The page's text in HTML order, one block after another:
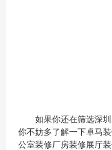
如果你还在筛选深
你不妨多了解一下卓马
公室装修厂房装修展厅